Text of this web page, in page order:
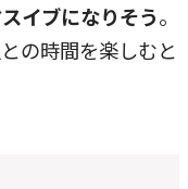
イブになりそう。
の時間を楽しむと